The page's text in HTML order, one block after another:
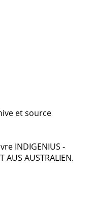
et source
INDIGENIUS -
AUS AUSTRALIEN.